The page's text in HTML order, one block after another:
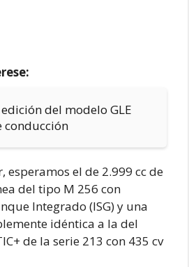
del modelo GLE
conducción
esperamos el de 2.999 cc de
del tipo M 256 con
Integrado (ISG) y una
idéntica a la del
de la serie 213 con 435 cv